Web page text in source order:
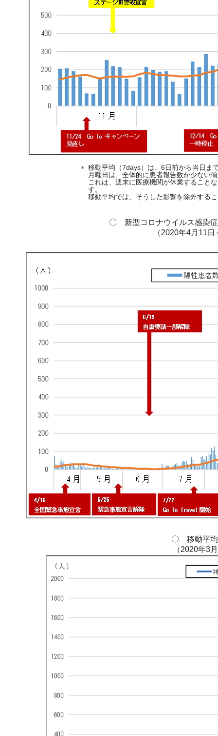
＊ 移動平均（7days）は、6日前から当日ま
月曜日は、全体的に患者報告数が少ない
これは、週末に医療機関が休業すること
す。
移動平均では、そうした影響を除外する
〇 新型コロナウイルス感染
（2020年4月11
〇 移動平
（2020年3